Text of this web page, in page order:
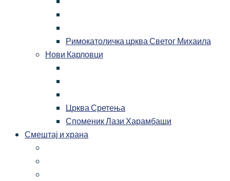
Римокатоличка црква Светог Михаила
Нови Карловци
Црква Сретења
Споменик Лази Харамбаши
Смештај и храна